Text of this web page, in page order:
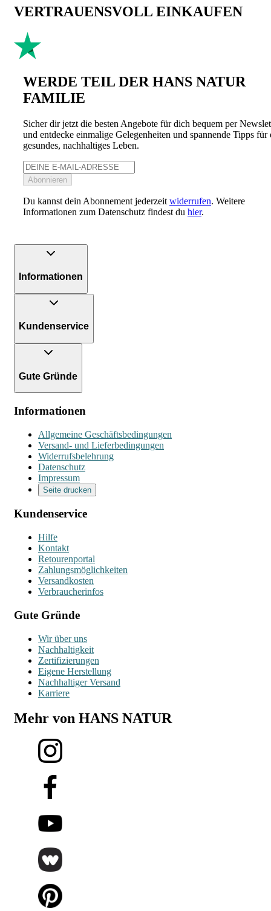
VERTRAUENSVOLL EINKAUFEN
WERDE TEIL DER HANS NATUR
FAMILIE
Sicher dir jetzt die besten Angebote für dich bequem per
und entdecke einmalige Gelegenheiten und spannende Tipps für
gesundes, nachhaltiges Leben.
Abonnieren
Du kannst dein Abonnement jederzeit widerrufen. Weitere
Informationen zum Datenschutz findest du hier.
Informationen
Kundenservice
Gute Gründe
Informationen
Allgemeine Geschäftsbedingungen
Versand- und Lieferbedingungen
Widerrufsbelehrung
Datenschutz
Impressum
Seite drucken
Kundenservice
Hilfe
Kontakt
Retourenportal
Zahlungsmöglichkeiten
Versandkosten
Verbraucherinfos
Gute Gründe
Wir über uns
Nachhaltigkeit
Zertifizierungen
Eigene Herstellung
Nachhaltiger Versand
Karriere
Mehr von HANS NATUR